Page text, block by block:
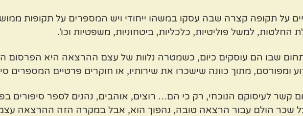
על תקופה קצרה שבה עסקו במשהו ייחודי ויש המספרים על תקופות
למשל פוליטיות, כלכליות, ביטחוניות, משפטיות וכו'.
שבו הם עוסקים כיום, כשמטרה נלוות של עצם ההרצאה היא הפרסום
מתוך כוונה שישכרו את שירותיו, או חוקרים פרטיים המספרים
קשר לעיסוקם הנוכחי, רק כי הם… רוצים, אוהבים, נהנים לספר סיפורים
שכר הולם עבור הרצאה טובה, נהפוך הוא, אבל במקרה הזה ההרצאה